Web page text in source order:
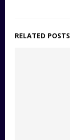
RELATED POSTS